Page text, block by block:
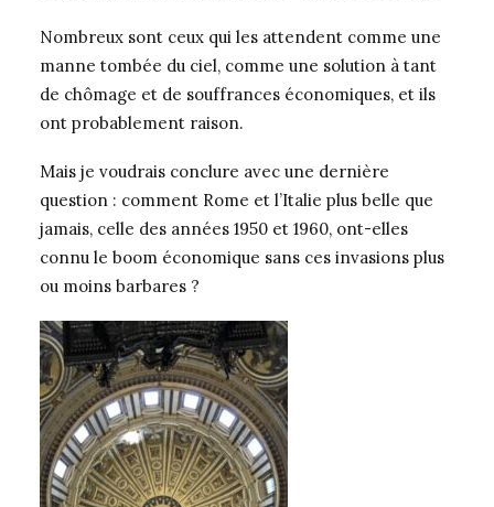
Nombreux sont ceux qui les attendent comme une
manne tombée du ciel, comme une solution à tant
de chômage et de souffrances économiques, et ils
ont probablement raison.
Mais je voudrais conclure avec une dernière
question : comment Rome et l’Italie plus belle que
jamais, celle des années 1950 et 1960, ont-elles
connu le boom économique sans ces invasions plus
ou moins barbares ?